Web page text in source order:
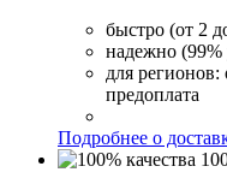
быстро (от 2
надежно (99%
для регионов:
предоплата
Подробнее о